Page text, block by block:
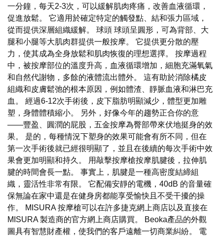
一分鐘，每天2-3次，可以緩解肌肉疼痛，改善血液循環，
促進放鬆。 它適用於確定特定的觸發點、結和張力區域，
從而提供深層組織緩解。 球頭 球頭呈圓形，可為背部、大
腿和小腿等大肌肉群提供一般按摩。 它提供更分散的壓
力，使其成為全身放鬆和肌肉恢復的理想選擇。 按摩過程
中，被按摩部位的溫度升高，血液循環增加，細胞充滿氧氣
和自然代謝物，多餘的液體流出體外。 這有助於消除橘皮
組織和皮膚鬆弛的根本原因，例如體渣、靜脈血液和淋巴充
血。 經過6-12次手術後，皮下脂肪明顯減少，體型更加雕
塑，身體體積縮小。 另外，好像今年的趨勢正合你的意
——豐盈、圓潤的屁股，五金按摩為臀部帶來伏地挺身的效
果。 是的，每種情況下塑身的效果可能會有所不同，但在
第一次手術後就已經很明顯了，並且在後續的每次手術中效
果會更加明顯和持久。 用敲擊按摩槍按摩肌腱後，拉伸肌
腱的時間會長一點。 事實上，肌腱是一種高密度結締組
織，靈活性非常有限。 它配備安靜的電機，40dB 的音量確
保無論在家中還是在健身房都能享受愉快且不受干擾的操
作。 MISURA 按摩槍可以在許多捷克網上商店以及直接在
MISURA 製造商的官方網上商店購買。 Beoka產品的外觀
圖具有智慧財產權，使我們的客戶遠離一切商業糾紛。 電